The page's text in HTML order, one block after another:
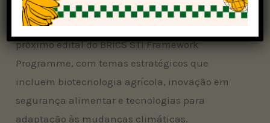
biotecnológicas para a agricultura. Ele destacou
a definição de prioridades conjuntas para o
próximo edital do BRICS STI Framework
Programme, com temas estratégicos que
incluem biotecnologia agrícola, inovação em
segurança alimentar e tecnologias para
adaptação às mudanças climáticas.